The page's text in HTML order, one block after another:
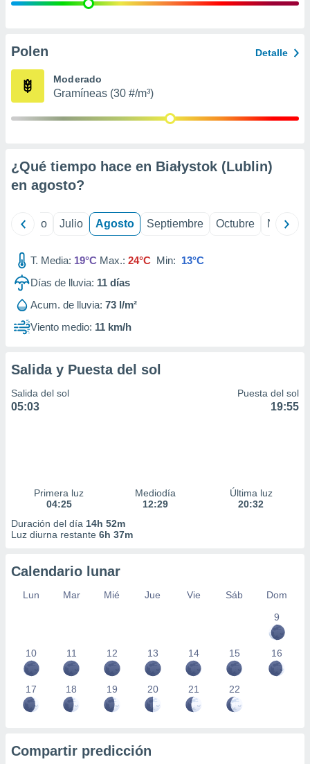
e
publicidad
Polen Detalle
Moderado
Gramíneas (30 #/m³)
¿Qué tiempo hace en Białystok (Lublin)
en agosto?
Junio Julio Agosto Septiembre Octubre
T. Media: 19°C Max.: 24°C Min: 13°C
Días de lluvia: 11 días
Acum. de lluvia: 73 l/m²
Viento medio: 11 km/h
Salida y Puesta del sol
Salida del sol
05:03
Puesta del sol
19:55
Primera luz
04:25
Mediodía
12:29
Última luz
20:32
Duración del día 14h 52m
Luz diurna restante 6h 37m
Calendario lunar
Lun Mar Mié Jue Vie Sáb
Dom
9
10 11 12 13 14 15 16
17 18 19 20 21 22
Compartir predicción